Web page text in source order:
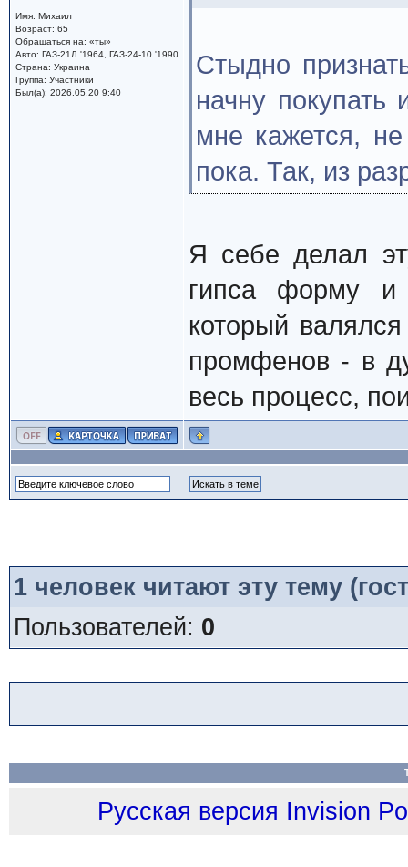
Имя: Михаил
Возраст: 65
Обращаться на: «ты»
Авто: ГАЗ-21Л '1964, ГАЗ-24-10 '1990
Страна: Украина
Группа: Участники
Был(а): 2026.05.20 9:40
Стыдно
начну покупать
мне кажется,
пока. Так, из
Я себе делал
гипса форму и
который
промфенов - в
весь процесс,
1человек читают эту тему
Пользователей: 0
Русская версия Invision